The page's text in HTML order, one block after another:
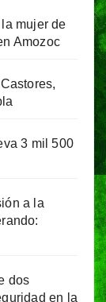
mujer de
Amozoc
3 mil 500
a la
dos
en la